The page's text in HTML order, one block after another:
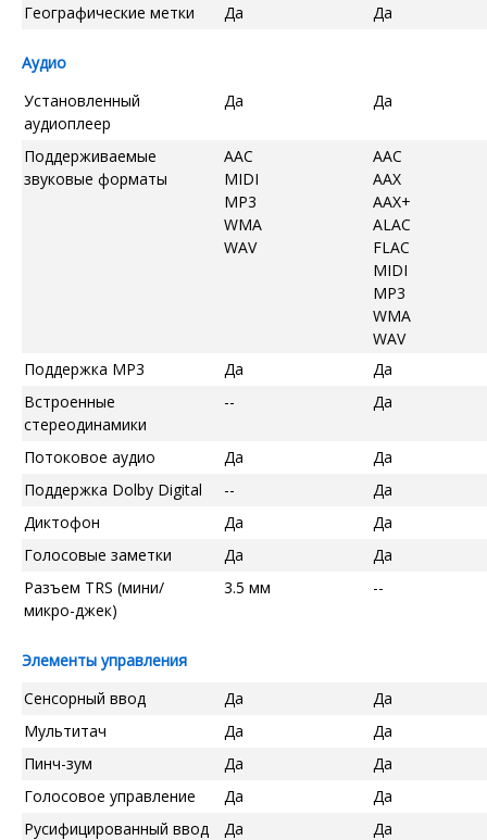
Географические метки
Да Да
Аудио
Установленный
аудиоплеер
Да Да
Поддерживаемые
звуковые форматы
AAC
MIDI
MP3
WMA
WAV
AAC
AAX
AAX+
ALAC
FLAC
MIDI
MP3
WMA
WAV
Поддержка MP3
Да
Да
Встроенные
стереодинамики
-- Да
Потоковое аудио Да
Да
Поддержка Dolby Digital
--
Да
Диктофон
Да
Да
Голосовые заметки
Да
Да
Разъем TRS (мини/
микро-джек)
3.5 мм --
Элементы управления
Сенсорный ввод
Да
Да
Мультитач
Да
Да
Пинч-зум
Да
Да
Голосовое управление
Да
Да
Русифицированный ввод
Да Да